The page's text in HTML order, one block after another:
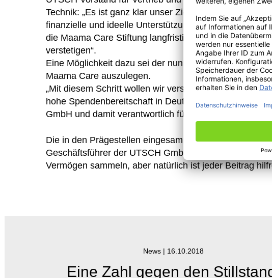
Technik: „Es ist ganz klar unser Ziel, die
finanzielle und ideelle Unterstützung für
die Maama Care Stiftung langfristig zu
verstetigen“.
Eine Möglichkeit dazu sei der nun eingeschlagene
Maama Care auszulegen.
„Mit diesem Schritt wollen wir versuchen, die Idee
hohe Spendenbereitschaft in Deutschland für die
GmbH und damit verantwortlich für den Betrieb der
Die in den Prägestellen eingesammelten
Geschäftsführer der UTSCH GmbH das Potential
Vermögen sammeln, aber natürlich ist jeder Beitrag
News | 16.10.2018
Eine Zahl gegen den